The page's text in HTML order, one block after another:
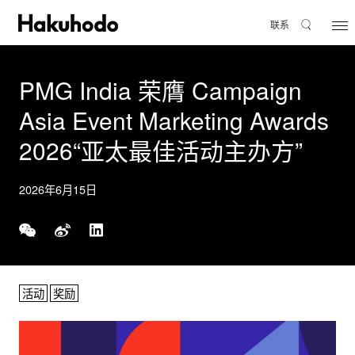
联系
PMG India 荣膺 Campaign
Asia Event Marketing Awards
2026“亚太最佳活动主办方”
2026年6月15日
活动 奖励